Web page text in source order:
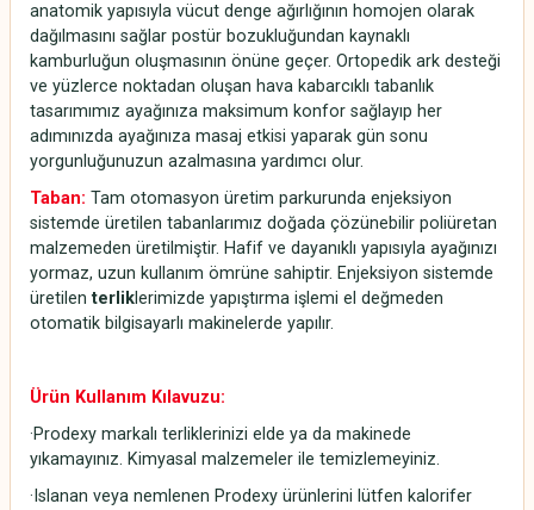
anatomik yapısıyla vücut denge ağırlığının homojen olarak
dağılmasını sağlar postür bozukluğundan kaynaklı
kamburluğun oluşmasının önüne geçer. Ortopedik ark desteği
ve yüzlerce noktadan oluşan hava kabarcıklı tabanlık
tasarımımız ayağınıza maksimum konfor sağlayıp her
adımınızda ayağınıza masaj etkisi yaparak gün sonu
yorgunluğunuzun azalmasına yardımcı olur.
Taban: Tam otomasyon üretim parkurunda enjeksiyon
sistemde üretilen tabanlarımız doğada çözünebilir poliüretan
malzemeden üretilmiştir. Hafif ve dayanıklı yapısıyla ayağınızı
yormaz, uzun kullanım ömrüne sahiptir. Enjeksiyon sistemde
üretilenterliklerimizde yapıştırma işlemi el değmeden
otomatik bilgisayarlı makinelerde yapılır.
Ürün Kullanım Kılavuzu:
·Prodexy markalı terliklerinizi elde ya da makinede
yıkamayınız. Kimyasal malzemeler ile temizlemeyiniz.
·Islanan veya nemlenen Prodexy ürünlerini lütfen kalorifer